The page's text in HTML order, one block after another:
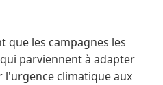
que les campagnes les
parviennent à adapter
l'urgence climatique aux